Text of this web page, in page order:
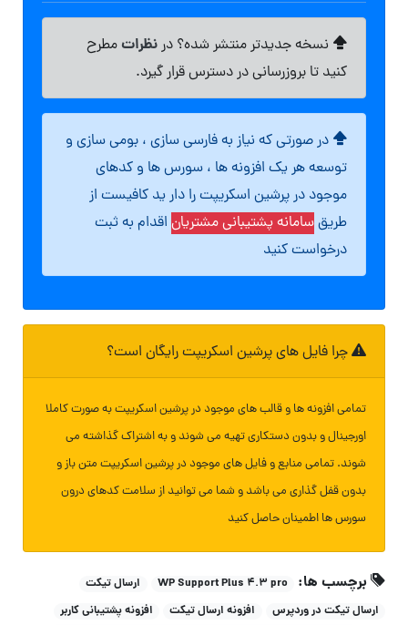
نسخه جدیدتر منتشر شده؟ درنظراتمطرح
کنید تا بروزرسانی در دسترس قرار گیرد.
در صورتی که نیاز به فارسی سازی ، بومی سازی و
توسعه هر یک افزونه ها ، سورس ها و کدهای
موجود در پرشین اسکریپت را دار ید کافیست از
طریقسامانه پشتیبانی مشتریان اقدام به ثبت
درخواست کنید
چرا فایل های پرشین اسکریپت رایگان است؟
تمامی افزونه ها و قالب های موجود در پرشین اسکریپت به صورت کاملا
اورجینال و بدون دستکاری تهیه می شوند و به اشتراک گذاشته می
شوند. تمامی منابع و فایل های موجود در پرشین اسکریپت متن باز و
بدون قفل گذاری می باشد و شما می توانید از سلامت کدهای درون
سورس ها اطمینان حاصل کنید
برچسب ها: WP Support Plus 4.3 pro
ارسال تیکت
ارسال تیکت در وردپرس
افزونه ارسال تیکت
افزونه پشتیبانی کاربر